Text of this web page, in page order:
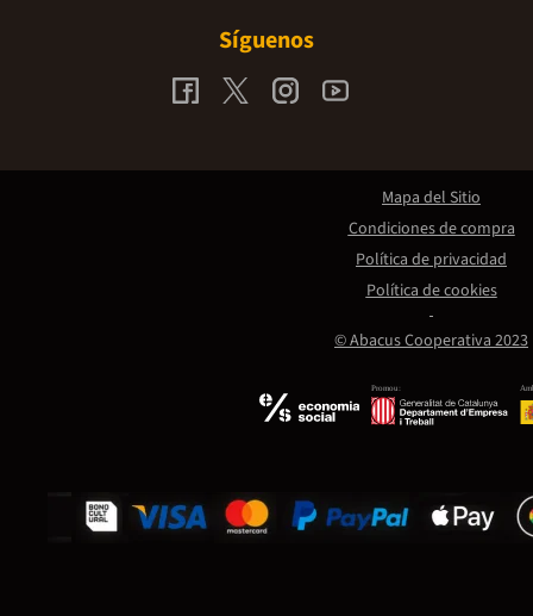
Síguenos
Promou:
© Abacus Cooperativa 2023
Mapa del Sitio
Condiciones de compra
Política de privacidad
Política de cookies